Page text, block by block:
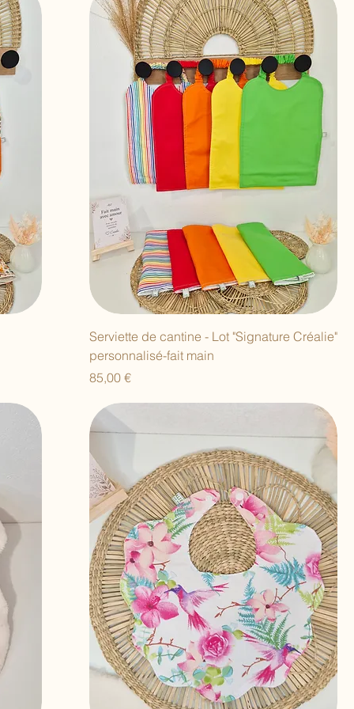
Serviette de cantine - Lot "Signature Créalie"
personnalisé-fait main
Prix
85,00 €